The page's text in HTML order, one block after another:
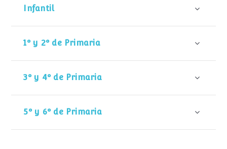
Infantil
1º y 2º de Primaria
3º y 4º de Primaria
5º y 6º de Primaria